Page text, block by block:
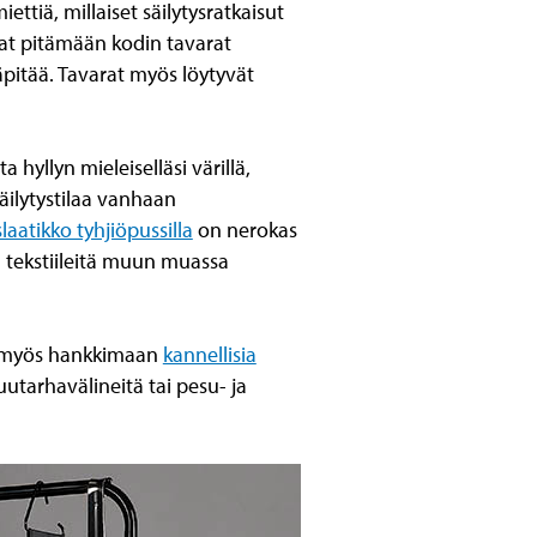
millaiset säilytysratkaisut
pitämään kodin tavarat
Tavarat myös löytyvät
hyllyn mieleiselläsi värillä,
vanhaan
tyhjiöpussilla on nerokas
muun muassa
hankkimaan kannellisia
tai pesu- ja